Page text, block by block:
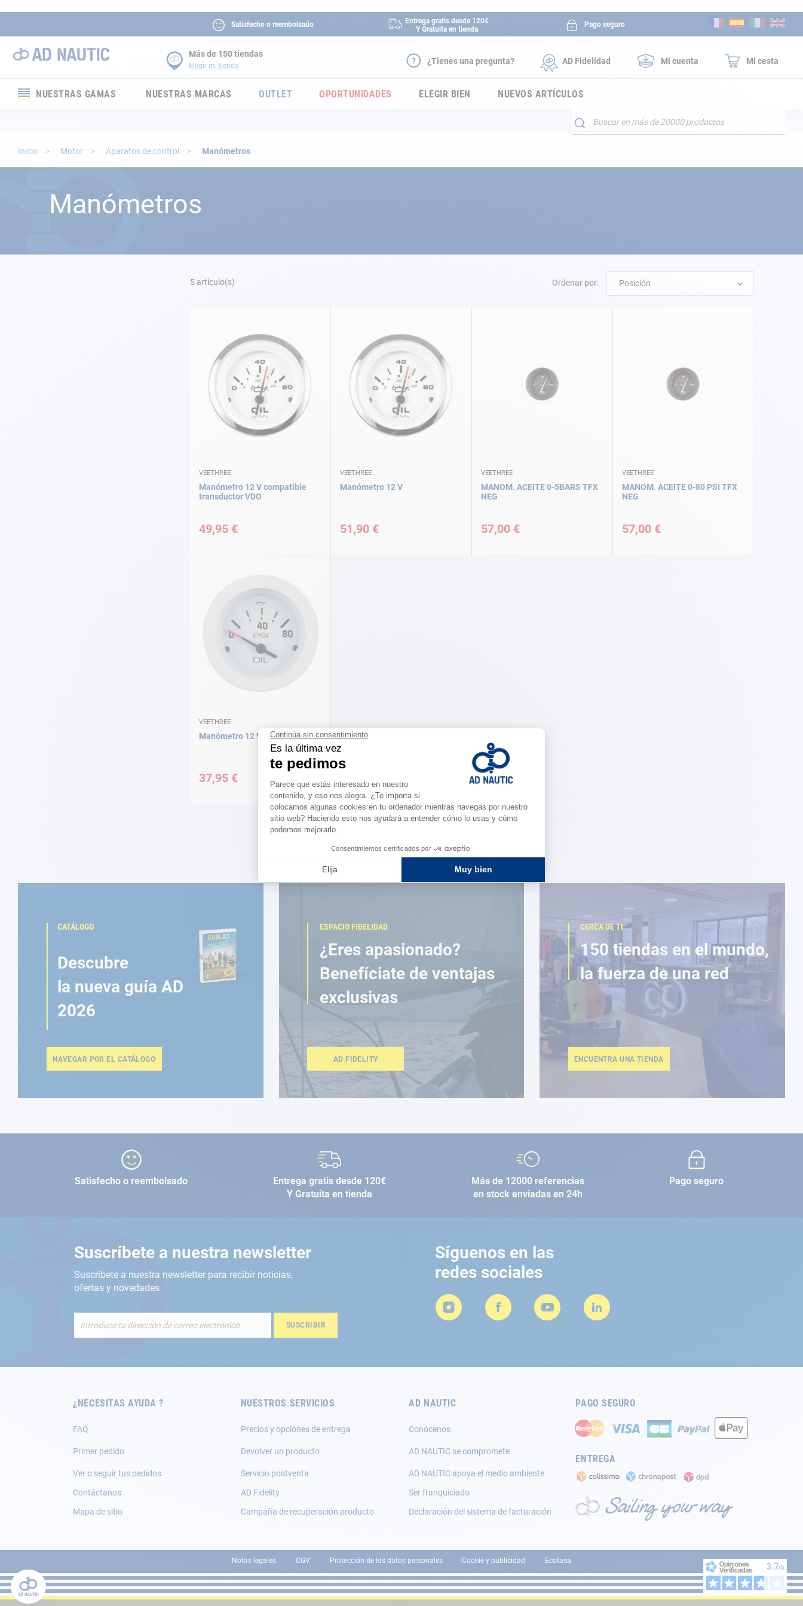
Satisfecho o reembolsado
Entrega gratis desde 120€
Y Gratuita en tienda
Pago seguro
Más de 150 tiendas
Elegir mi tienda ¿Tienes una pregunta? AD Fidelidad Mi cuenta Mi cesta
NUESTRAS GAMAS
Electricidad
NUESTRAS MARCAS OUTLET OPORTUNIDADES ELEGIR BIEN NUEVOS ARTÍCULOS
Buscar
Inicio Motor Aparatos de control Manómetros
Manómetros
5 artículo(s) Ordenar por: Posición
VEETHREE
Manómetro 12 V compatible
transductor VDO
49,95 €
VEETHREE
Manómetro 12 V
51,90 €
VEETHREE
MANOM. ACEITE 0-5BARS TFX
NEG
57,00 €
VEETHREE
MANOM. ACEITE 0-80 PSI TFX
NEG
57,00 €
VEETHREE
Manómetro 12 V
37,95 €
CATÁLOGO
Descubre
la nueva guía AD
2026
NAVEGAR POR EL CATÁLOGO
ESPACIO FIDELIDAD
¿Eres apasionado?
Benefíciate de ventajas
exclusivas
AD FIDELITY
CERCA DE TI
150 tiendas en el mundo,
la fuerza de una red
ENCUENTRA UNA TIENDA
Satisfecho o reembolsado
Entrega gratis desde 120€
Y Gratuita en tienda
Más de 12000 referencias
en stock enviadas en 24h
Pago seguro
Suscríbete a nuestra newsletter
Suscríbete a nuestra newsletter para recibir noticias,
ofertas y novedades
de
SUSCRIBIR
Síguenos en las
redes sociales
¿NECESITAS AYUDA ?
FAQ
Primer pedido
Ver o seguir tus pedidos
Contáctanos
Mapa de sitio
NUESTROS SERVICIOS
Precios y opciones de entrega
Devolver un producto
Servicio postventa
AD Fidelity
Campaña de recuperación producto
AD NAUTIC
Conócenos
AD NAUTIC se compromete
AD NAUTIC apoya el medio ambiente
Ser franquiciado
Declaración del sistema de facturación
PAGO SEGURO
ENTREGA
Notas legales CGV Protección de los datos personales Cookie y publicidad Ecotasa